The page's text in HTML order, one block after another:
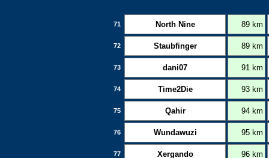
71 North Nine 89 km
72 Staubfinger 89 km
73 dani07 91 km
74 Time2Die 93 km
75 Qahir 94 km
76 Wundawuzi 95 km
77 Xergando 96 km